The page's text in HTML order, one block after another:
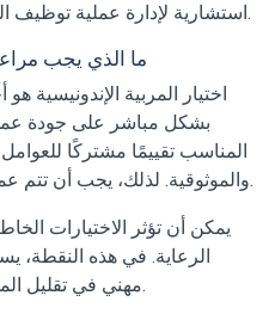
استشارية لإدارة عملية توظيف المربية الإندونيسية بشكل احترافي.
ما الذي يجب
اختيار المربية الإندونيسية
بشكل مباشر على جودة
المناسب تقييمًا مشتركًا
والموثوقية. لذلك، يجب أن تتم عملية الاختيار بشكل مخطط ودقيق.
يمكن أن تؤثر الاختيارات
الرعاية. في هذه
مهني في تقليل المخاطر وضمان المطابقة الصحيحة.